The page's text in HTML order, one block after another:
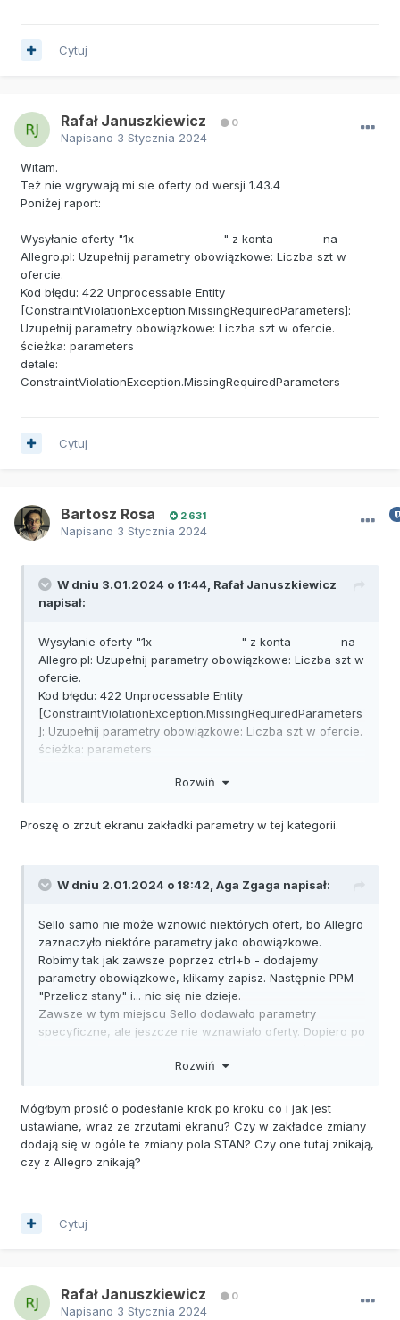
Cytuj
Rafał Januszkiewicz 0
Napisano 3 Stycznia 2024
Witam.
Też nie wgrywają mi sie oferty od wersji 1.43.4
Poniżej raport:
Wysyłanie oferty "1x ----------------" z konta -------- na
Allegro.pl: Uzupełnij parametry obowiązkowe: Liczba szt w
ofercie.
Kod błędu: 422 Unprocessable Entity
[ConstraintViolationException.MissingRequiredParameters]:
Uzupełnij parametry obowiązkowe: Liczba szt w ofercie.
ścieżka: parameters
detale:
ConstraintViolationException.MissingRequiredParameters
Cytuj
Bartosz Rosa 2 631
Napisano 3 Stycznia 2024
W dniu 3.01.2024 o 11:44, Rafał Januszkiewicz
napisał:
Wysyłanie oferty "1x ----------------" z konta -------- na
Allegro.pl: Uzupełnij parametry obowiązkowe: Liczba szt w
ofercie.
Kod błędu: 422 Unprocessable Entity
[ConstraintViolationException.MissingRequiredParameters
]: Uzupełnij parametry obowiązkowe: Liczba szt w ofercie.
ścieżka: parameters
ConstraintViolationException.MissingRequiredParameters
Rozwiń
Proszę o zrzut ekranu zakładki parametry w tej kategorii.
W dniu 2.01.2024 o 18:42, Aga Zgaga napisał:
Sello samo nie może wznowić niektórych ofert, bo Allegro
zaznaczyło niektóre parametry jako obowiązkowe.
Robimy tak jak zawsze poprzez ctrl+b - dodajemy
parametry obowiązkowe, klikamy zapisz. Następnie PPM
"Przelicz stany" i... nic się nie dzieje.
Zawsze w tym miejscu Sello dodawało parametry
specyficzne, ale jeszcze nie wznawiało oferty. Dopiero po
Teraz zmiany specyficzne zostają usunięte i nic się nie
Rozwiń
Mógłbym prosić o podesłanie krok po kroku co i jak jest
ustawiane, wraz ze zrzutami ekranu? Czy w zakładce zmiany
dodają się w ogóle te zmiany pola STAN? Czy one tutaj znikają,
czy z Allegro znikają?
Cytuj
Rafał Januszkiewicz 0
Napisano 3 Stycznia 2024